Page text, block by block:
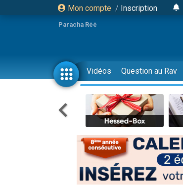
Mon compte / Inscription
Paracha Réé
Vidéos Question au Rav